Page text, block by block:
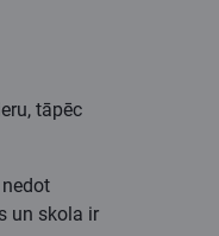
tāpēc
un skola ir